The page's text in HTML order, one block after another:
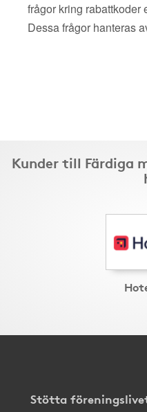
frågor kring rabattkoder
Dessa frågor hanteras
Kunder till Färdiga
Stötta